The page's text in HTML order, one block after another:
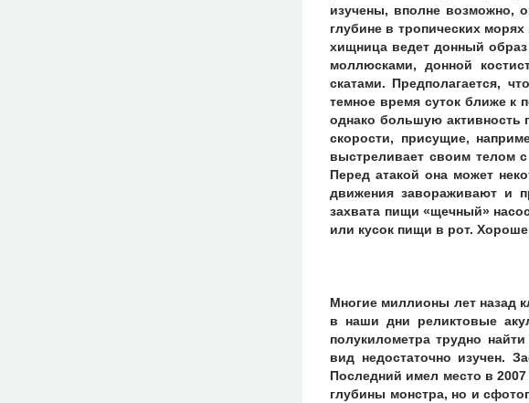
изучены, вполне возможно,
глубине в тропических
хищница ведет донный
моллюсками, донной
скатами. Предполагается,
темное время суток ближе к
однако большую активность
скорости, присущие,
выстреливает своим телом
Перед атакой она может
движения завораживают и
захвата пищи «щечный»
или кусок пищи в рот.
Многие миллионы лет назад
в наши дни реликтовые
полукилометра трудно
вид недостаточно изучен.
Последний имел место в
глубины монстра, но и